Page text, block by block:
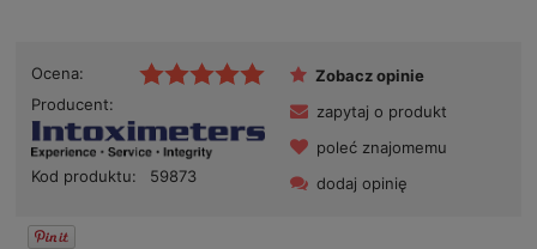
Ocena:
Producent:
Kod produktu: 59873
Zobacz opinie
zapytaj o produkt
poleć znajomemu
dodaj opinię